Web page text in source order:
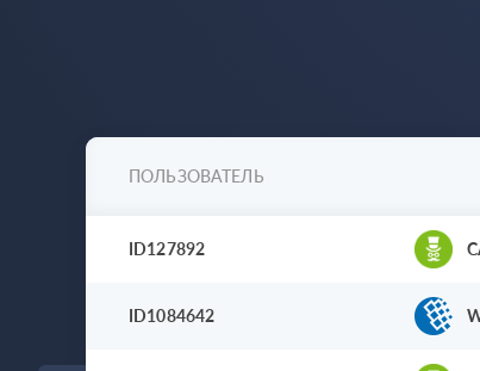
ПОЛЬЗОВАТЕЛЬ
ID127892
ID1084642